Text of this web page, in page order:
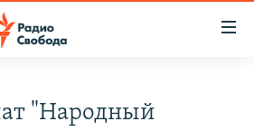
"Народный